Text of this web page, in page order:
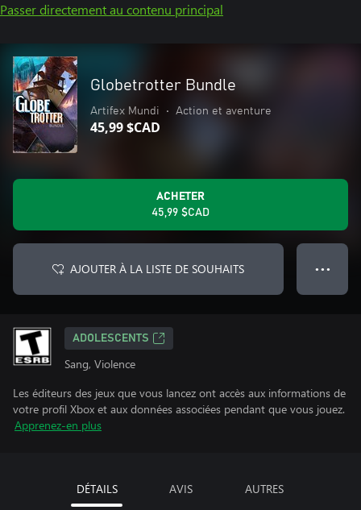
Passer directement au contenu principal
Globetrotter Bundle
Artifex Mundi • Action et aventure
45,99 $CAD
ACHETER
45,99 $CAD
AJOUTER À LA LISTE DE SOUHAITS ● ● ●
ADOLESCENTS
Sang, Violence
Les éditeurs des jeux que vous lancez ont accès aux informations de
votre profil Xbox et aux données associées pendant que vous jouez.
Apprenez-en plus
DÉTAILS AVIS AUTRES